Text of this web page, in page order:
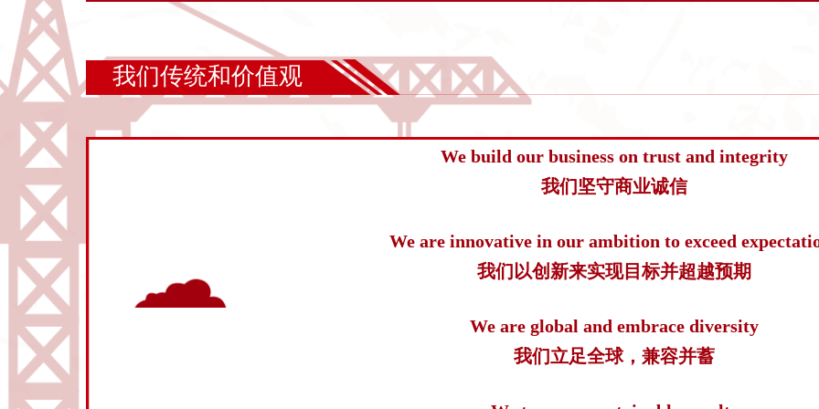
我们传统和价值观
We build our business on trust and integrity
我们坚守商业诚信
We are innovative in our ambition to exceed
我们以创新来实现目标并超越预期
We are global and embrace diversity
我们立足全球，兼容并蓄